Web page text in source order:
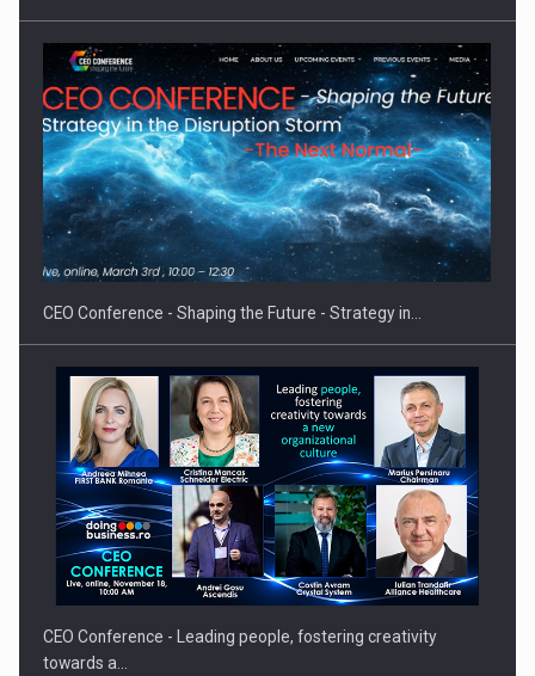
Proteinmaxxing and the Future of Protein Demand
CEO Conference - Shaping the Future - Strategy in…
CEO Conference - Leading people, fostering creativity
towards a…